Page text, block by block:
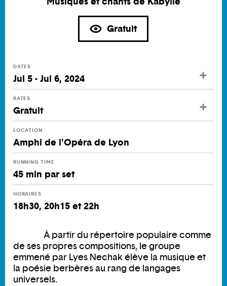
Gratuit
DATES
Jul 5 - Jul 6, 2024
RATES
Gratuit
LOCATION
Amphi de l'Opéra de Lyon
RUNNING TIME
45 min par set
HORAIRES
18h30, 20h15 et 22h
À partir du répertoire populaire comme
de ses propres compositions, le groupe
emmené par Lyes Nechak élève la musique et
la poésie berbères au rang de langages
universels.